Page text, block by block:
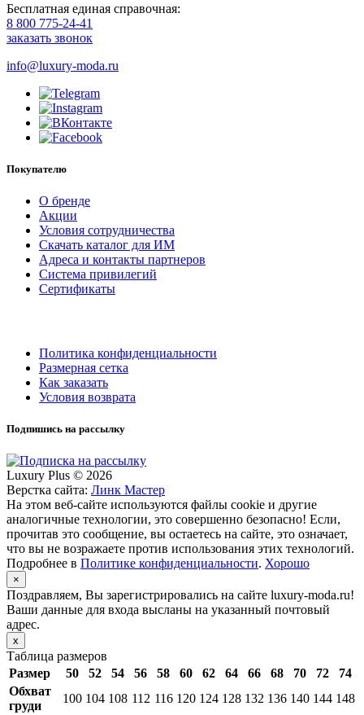
Бесплатная единая справочная:
8 800 775-24-41
заказать звонок
info@luxury-moda.ru
Покупателю
О бренде
Акции
Условия сотрудничества
Скачать каталог для ИМ
Адреса и контакты партнеров
Система привилегий
Сертификаты
Политика конфиденциальности
Размерная сетка
Как заказать
Условия возврата
Подпишись на рассылку
Luxury Plus © 2026
Верстка сайта: Линк Мастер
На этом веб-сайте используются файлы cookie и другие
аналогичные технологии, это совершенно безопасно! Если,
прочитав это сообщение, вы остаетесь на сайте, это означает,
что вы не возражаете против использования этих технологий.
Подробнее в Политике конфиденциальности. Хорошо
×
Поздравляем, Вы зарегистрировались на сайте luxury-moda.ru!
Ваши данные для входа высланы на указанный почтовый
адрес.
x
Таблица размеров
Размер
50 52 54 56 58 60 62 64 66 68 70 72
74
Обхват
груди
100 104 108 112 116 120 124 128 132 136 140 144 148